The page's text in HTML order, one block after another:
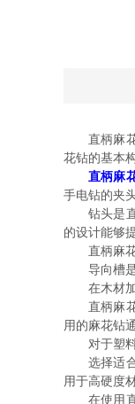
直柄麻花
花钻的基本
直柄麻
手电钻的夹
钻头是直
的设计能够
直柄麻花
导向槽是
在木材加
直柄麻花
用的麻花钻
对于塑料
选择适合
用于高硬度
在使用直